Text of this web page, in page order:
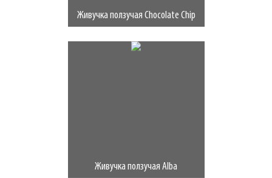
Живучка ползучая Chocolate Chip
Живучка ползучая Alba